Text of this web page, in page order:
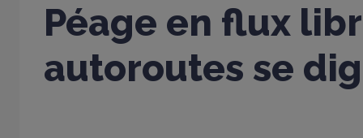
Péage en flux
autoroutes se